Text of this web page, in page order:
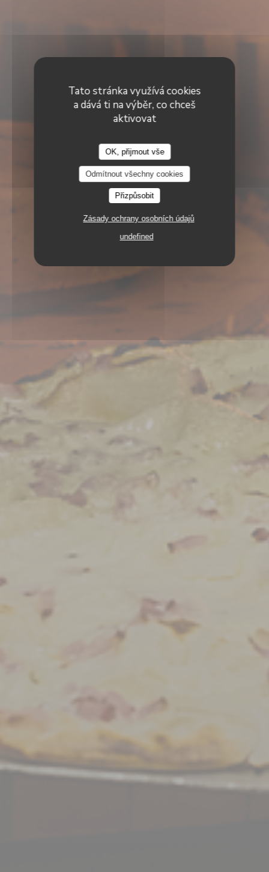
Tato stránka využívá cookies
a dává ti na výběr, co chceš
aktivovat
OK, přijmout vše
Odmítnout všechny cookies
Přizpůsobit
Zásady ochrany osobních údajů
undefined
25 RUE DE LUNÉVILLE 57000 SARREBOURG